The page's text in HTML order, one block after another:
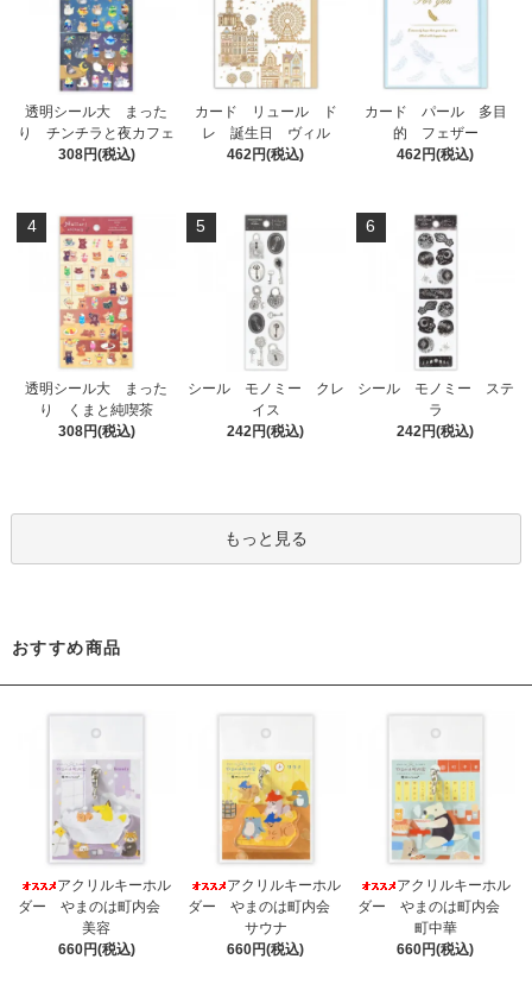
透明シール大 まった
り チンチラと夜カフェ
308円(税込)
カード リュール ド
レ 誕生日 ヴィル
462円(税込)
カード パール 多目
的 フェザー
462円(税込)
4
透明シール大 まった
り くまと純喫茶
308円(税込)
5
シール モノミー クレ
イス
242円(税込)
6
シール モノミー ステ
ラ
242円(税込)
もっと見る
おすすめ商品
アクリルキーホル
ダー やまのは町内会
美容
660円(税込)
アクリルキーホル
ダー やまのは町内会
サウナ
660円(税込)
アクリルキーホル
ダー やまのは町内会
町中華
660円(税込)